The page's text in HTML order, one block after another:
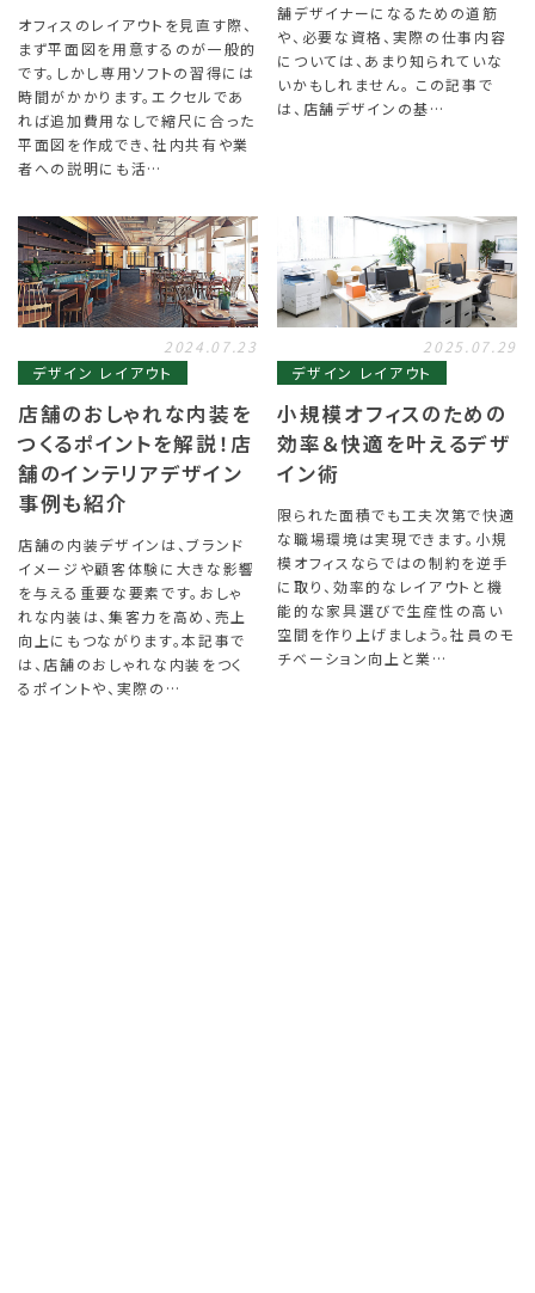
オフィスのレイアウトを見直す際、
まず平面図を用意するのが一般的
です。しかし専用ソフトの習得には
時間がかかります。エクセルであ
れば追加費用なしで縮尺に合った
平面図を作成でき、社内共有や業
者への説明にも活…
舗デザイナーになるための道筋
や、必要な資格、実際の仕事内容
については、あまり知られていな
いかもしれません。 この記事で
は、店舗デザインの基…
デザイン レイアウト
2024.07.23
店舗のおしゃれな内装を
つくるポイントを解説！店
舗のインテリアデザイン
事例も紹介
店舗の内装デザインは、ブランド
イメージや顧客体験に大きな影響
を与える重要な要素です。おしゃ
れな内装は、集客力を高め、売上
向上にもつながります。本記事で
は、店舗のおしゃれな内装をつく
るポイントや、実際の…
デザイン レイアウト
2025.07.29
小規模オフィスのための
効率＆快適を叶えるデザ
イン術
限られた面積でも工夫次第で快適
な職場環境は実現できます。小規
模オフィスならではの制約を逆手
に取り、効率的なレイアウトと機
能的な家具選びで生産性の高い
空間を作り上げましょう。社員のモ
チベーション向上と業…